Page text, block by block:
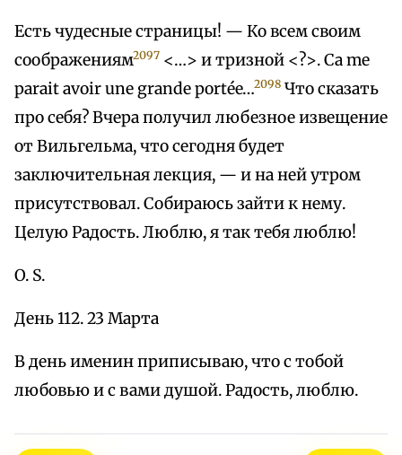
Есть чудесные страницы! — Ко всем своим
соображениям2097 <…> и тризной <?>. Сa me
parait avoir une grande portée…2098 Что сказать
про себя? Вчера получил любезное извещение
от Вильгельма, что сегодня будет
заключительная лекция, — и на ней утром
присутствовал. Собираюсь зайти к нему.
Целую Радость. Люблю, я так тебя люблю!
O. S.
День 112. 23 Марта
В день именин приписываю, что с тобой
любовью и с вами душой. Радость, люблю.